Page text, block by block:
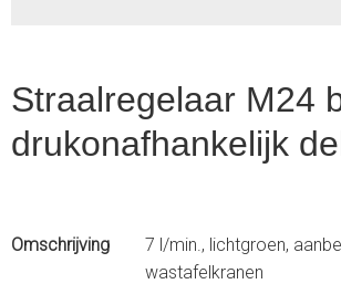
Straalregelaar M24
drukonafhankelijk
Omschrijving
7 l/min., lichtgroen,
wastafelkranen